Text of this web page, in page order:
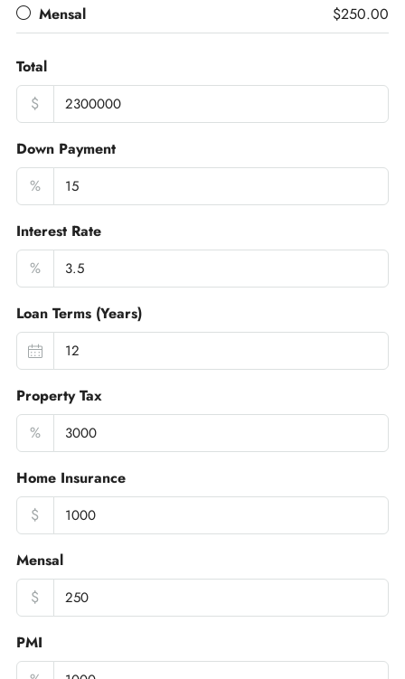
Mensal
$250.00
Total
$
Down Payment
%
Interest Rate
%
Loan Terms (Years)
Property Tax
%
Home Insurance
$
Mensal
$
PMI